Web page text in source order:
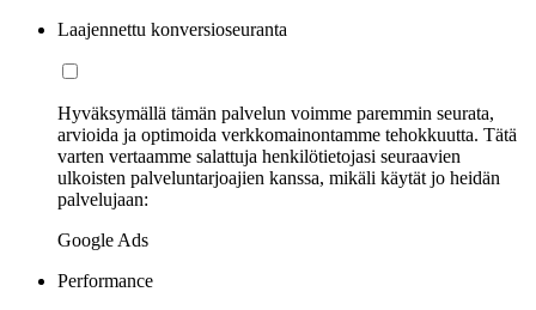
Laajennettu konversioseuranta
Hyväksymällä tämän palvelun voimme paremmin seurata,
arvioida ja optimoida verkkomainontamme tehokkuutta. Tätä
varten vertaamme salattuja henkilötietojasi seuraavien
ulkoisten palveluntarjoajien kanssa, mikäli käytät jo heidän
palvelujaan:
Google Ads
Performance